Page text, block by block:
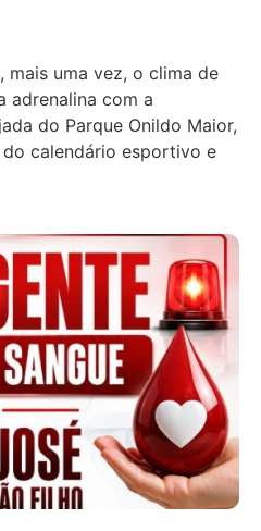
mais uma vez, o clima de
adrenalina com a
do Parque Onildo Maior,
calendário esportivo e